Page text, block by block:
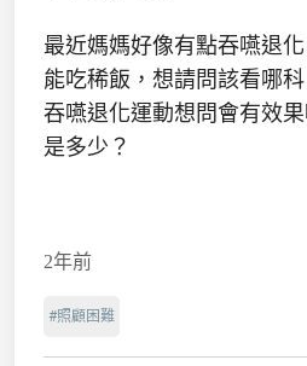
最近媽媽好像有點吞嚥退
能吃稀飯，想請問該看哪
吞嚥退化運動想問會有效
是多少？
2年前
#照顧困難